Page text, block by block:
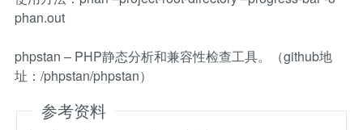
phan.out
phpstan – PHP静态分析和兼容性检查工具。（github地
址：/phpstan/phpstan）
参考资料